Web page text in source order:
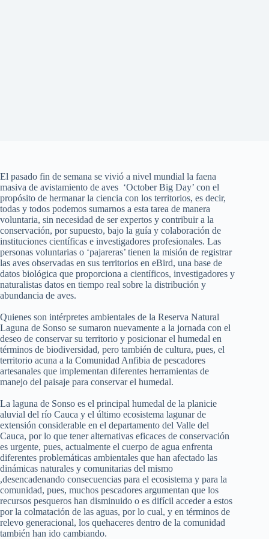
El pasado fin de semana se vivió a nivel mundial la faena
masiva de avistamiento de aves ‘October Big Day’ con el
propósito de hermanar la ciencia con los territorios, es decir,
todas y todos podemos sumarnos a esta tarea de manera
voluntaria, sin necesidad de ser expertos y contribuir a la
conservación, por supuesto, bajo la guía y colaboración de
instituciones científicas e investigadores profesionales. Las
personas voluntarias o ‘pajareras’ tienen la misión de registrar
las aves observadas en sus territorios en eBird, una base de
datos biológica que proporciona a científicos, investigadores y
naturalistas datos en tiempo real sobre la distribución y
abundancia de aves.
Quienes son intérpretes ambientales de la Reserva Natural
Laguna de Sonso se sumaron nuevamente a la jornada con el
deseo de conservar su territorio y posicionar el humedal en
términos de biodiversidad, pero también de cultura, pues, el
territorio acuna a la Comunidad Anfibia de pescadores
artesanales que implementan diferentes herramientas de
manejo del paisaje para conservar el humedal.
La laguna de Sonso es el principal humedal de la planicie
aluvial del río Cauca y el último ecosistema lagunar de
extensión considerable en el departamento del Valle del
Cauca, por lo que tener alternativas eficaces de conservación
es urgente, pues, actualmente el cuerpo de agua enfrenta
diferentes problemáticas ambientales que han afectado las
dinámicas naturales y comunitarias del mismo
,desencadenando consecuencias para el ecosistema y para la
comunidad, pues, muchos pescadores argumentan que los
recursos pesqueros han disminuido o es difícil acceder a estos
por la colmatación de las aguas, por lo cual, y en términos de
relevo generacional, los quehaceres dentro de la comunidad
también han ido cambiando.